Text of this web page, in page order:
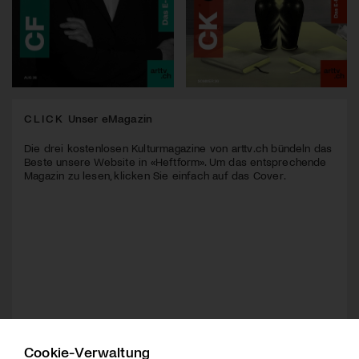
CLICK Unser eMagazin
Die drei kostenlosen Kulturmagazine von arttv.ch bündeln das
Beste unsere Website in «Heftform». Um das entsprechende
Magazin zu lesen, klicken Sie einfach auf das Cover.
Cookie-Verwaltung